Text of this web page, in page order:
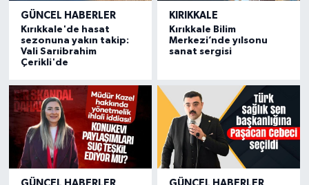
GÜNCEL HABERLER
Kırıkkale'de hasat
sezonuna yakın takip:
Vali Sarıibrahim
Çerikli'de
KIRIKKALE
Kırıkkale Bilim
Merkezi’nde yılsonu
sanat sergisi